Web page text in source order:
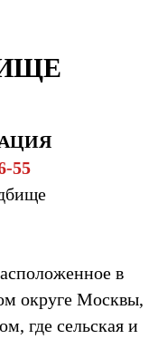
55
в
округе Москвы,
где сельская и